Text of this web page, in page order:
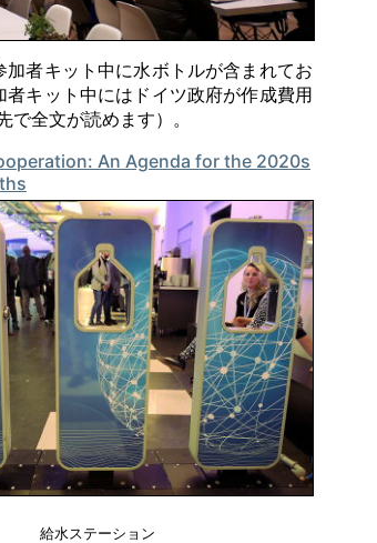
者キット中に水ボトルが含まれてお
キット中にはドイツ政府が作成費用
全文が読めます）。
An Agenda for the 2020s
給水ステーション